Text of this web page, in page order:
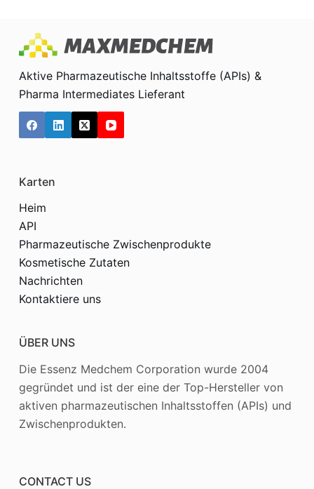
Aktive Pharmazeutische Inhaltsstoffe (APIs) &
Pharma Intermediates Lieferant
Karten
Heim
API
Pharmazeutische Zwischenprodukte
Kosmetische Zutaten
Nachrichten
Kontaktiere uns
ÜBER UNS
Die Essenz Medchem Corporation wurde 2004
gegründet und ist der eine der Top-Hersteller von
aktiven pharmazeutischen Inhaltsstoffen (APIs) und
Zwischenprodukten.
CONTACT US